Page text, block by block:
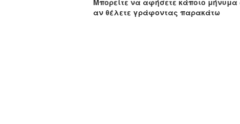
Μπορείτε να αφήσετε κάποιο
αν θέλετε γράφοντας παρακάτω